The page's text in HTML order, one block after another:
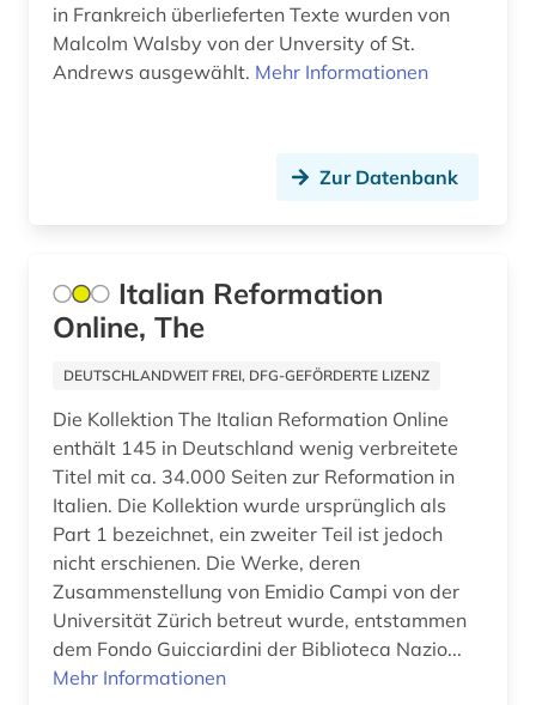
edition (1)
eichstätt (1)
einwanderung (1)
elektronische publikation (3)
elektronische ressource (1)
elektronische zeitschrift (2)
elektronische zeitung (1)
elektronisches buch (12)
england (3)
englisch (2)
in Frankreich überlieferten Texte wurden von
Malcolm Walsby von der Unversity of St.
Andrews ausgewählt. Mehr Informationen
Zur Datenbank
Italian Reformation
Online, The
DEUTSCHLANDWEIT FREI, DFG-GEFÖRDERTE LIZENZ
Die Kollektion The Italian Reformation Online
enthält 145 in Deutschland wenig verbreitete
Titel mit ca. 34.000 Seiten zur Reformation in
Italien. Die Kollektion wurde ursprünglich als
Part 1 bezeichnet, ein zweiter Teil ist jedoch
nicht erschienen. Die Werke, deren
Zusammenstellung von Emidio Campi von der
Universität Zürich betreut wurde, entstammen
dem Fondo Guicciardini der Biblioteca Nazio...
Mehr Informationen